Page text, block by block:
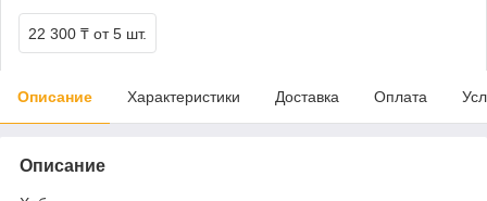
22 300 ₸ от 5 шт.
Описание Характеристики Доставка Оплата
Описание